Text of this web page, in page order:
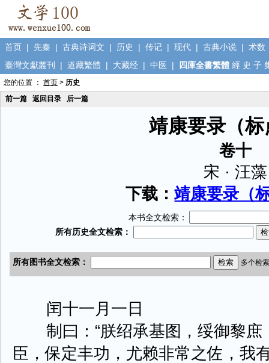
首页 | 先秦 | 古典诗词文 | 历史 | 传记 | 现代 | 古典小说 | 术数
臺灣文獻叢刊
| 道藏繁體 | 大藏经 | 中医 | 四庫全書繁體 經 史 子
您的位置 ： 首页 > 历史
前一篇
返回目录 后一篇
靖康要录（
卷十
宋 · 汪藻
下载：靖康要录（
本书全文检索：
闰十一月一日
制曰：“朕绍承基图，绥御黎庶
臣，保定丰功，尤赖非常之佐，我